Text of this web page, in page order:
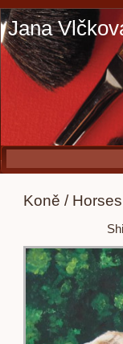
Jana
Koně / Horses